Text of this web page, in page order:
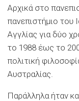
Αρχικά στο
πανεπιστήμιο του
Αγγλίας για δύο
το 1988 έως το
πολιτική
Αυστραλίας.
Παράλληλα ήταν